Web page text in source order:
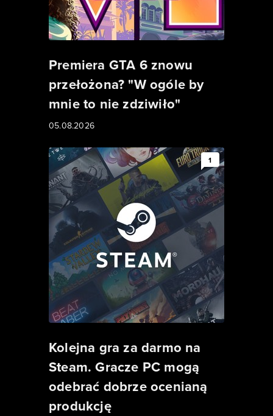
Premiera GTA 6 znowu
przełożona? "W ogóle by
mnie to nie zdziwiło"
05.08.2026
1
Kolejna gra za darmo na
Steam. Gracze PC mogą
odebrać dobrze ocenianą
produkcję